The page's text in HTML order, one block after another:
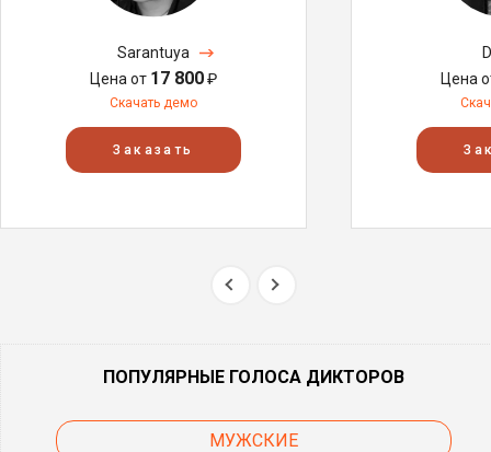
Sarantuya
Цена от 17 800₽
Скачать демо
Заказать
Цена
ПОПУЛЯРНЫЕ ГОЛОСА ДИКТОРОВ
МУЖСКИЕ